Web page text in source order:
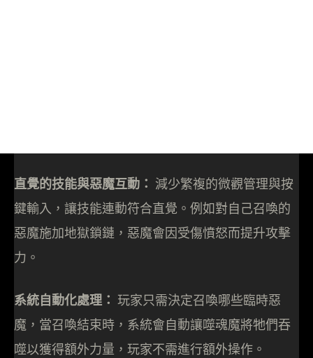
直覺的技能與惡魔互動： 減少繁複的微觀管理與按
鍵輸入，讓技能連動符合直覺。例如對自己召喚的
惡魔施加地獄鎖鏈，惡魔會因受傷憤怒而提升攻擊
力。
系統自動化處理： 玩家只需決定召喚哪些臨時惡
魔，當召喚結束時，系統會自動讓噬魂魔將牠們吞
噬以獲得額外力量，玩家不需進行額外操作。